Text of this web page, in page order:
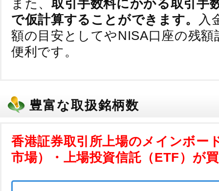
また、 取引手数料にかかる取引手
で仮計算することができます。
入
額の目安としてやNISA口座の残
便利です。
香港証券取引所上場のメインボー
市場）・上場投資信託（ETF）が